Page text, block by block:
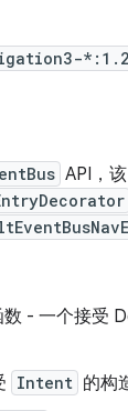
API，
- 一个接受
Intent 的构